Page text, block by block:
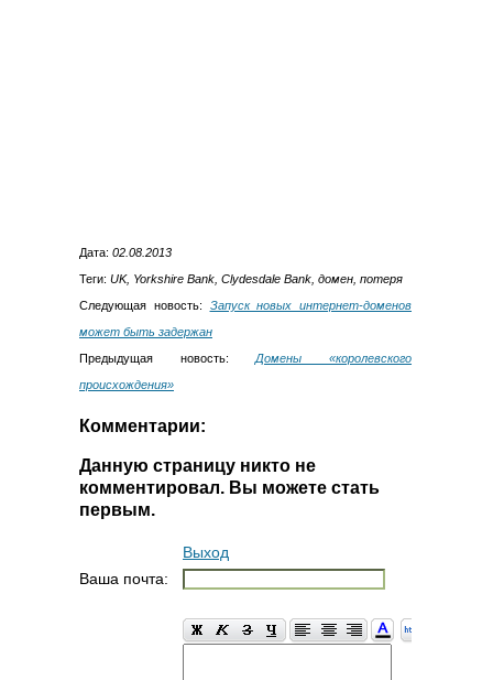
Дата: 02.08.2013
Теги: UK, Yorkshire Bank, Clydesdale Bank, домен, потеря
Следующая новость: Запуск новых интернет-доменов
может быть задержан
Предыдущая новость:Домены «королевского
происхождения»
Комментарии:
Данную страницу никто не
комментировал. Вы можете стать
первым.
Выход
Ваша почта: